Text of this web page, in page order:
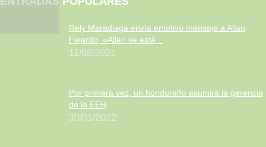
Rely Maradiaga envía emotivo mensaje a Allan
Fajardo, «Allan se está...
11/08/2021
Por primera vez, un hondureño asumirá la gerencia
de la EEH
30/01/2022